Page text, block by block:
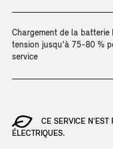
Chargement de la batterie
tension jusqu'à 75-80 %
service
CE SERVICE
ÉLECTRIQUES.